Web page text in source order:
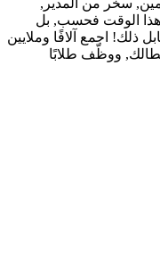
هذا الوقت فحسب, بل
ذلك! اجمع آلافًا وملايين
ووظّف طلابًا